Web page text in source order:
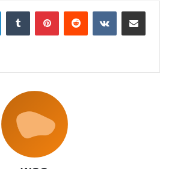
LinkedInTumblr PinterestReddit VKontakteShare via Email